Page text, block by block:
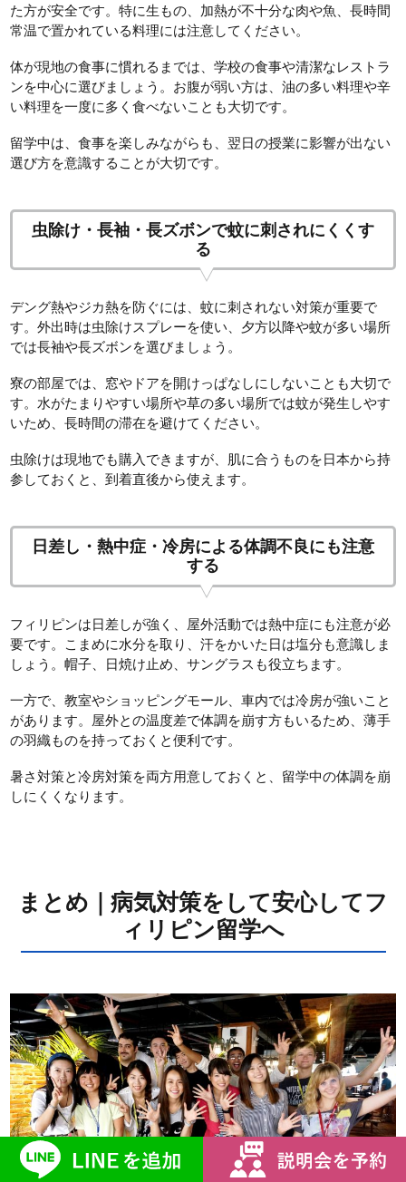
た方が安全です。特に生もの、加熱が不十分な肉や魚、長時間
常温で置かれている料理には注意してください。
体が現地の食事に慣れるまでは、学校の食事や清潔なレストラ
ンを中心に選びましょう。お腹が弱い方は、油の多い料理や辛
い料理を一度に多く食べないことも大切です。
留学中は、食事を楽しみながらも、翌日の授業に影響が出ない
選び方を意識することが大切です。
虫除け・長袖・長ズボンで蚊に刺されにくくす
る
デング熱やジカ熱を防ぐには、蚊に刺されない対策が重要で
す。外出時は虫除けスプレーを使い、夕方以降や蚊が多い場所
では長袖や長ズボンを選びましょう。
寮の部屋では、窓やドアを開けっぱなしにしないことも大切で
す。水がたまりやすい場所や草の多い場所では蚊が発生しやす
いため、長時間の滞在を避けてください。
虫除けは現地でも購入できますが、肌に合うものを日本から持
参しておくと、到着直後から使えます。
日差し・熱中症・冷房による体調不良にも注意
する
フィリピンは日差しが強く、屋外活動では熱中症にも注意が必
要です。こまめに水分を取り、汗をかいた日は塩分も意識しま
しょう。帽子、日焼け止め、サングラスも役立ちます。
一方で、教室やショッピングモール、車内では冷房が強いこと
があります。屋外との温度差で体調を崩す方もいるため、薄手
の羽織ものを持っておくと便利です。
暑さ対策と冷房対策を両方用意しておくと、留学中の体調を崩
しにくくなります。
まとめ｜病気対策をして安心してフ
ィリピン留学へ